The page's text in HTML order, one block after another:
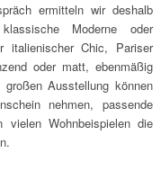
ermitteln wir deshalb
Moderne oder
italienischer Chic, Pariser
oder matt, ebenmäßig
Ausstellung können
nehmen, passende
vielen Wohnbeispielen die